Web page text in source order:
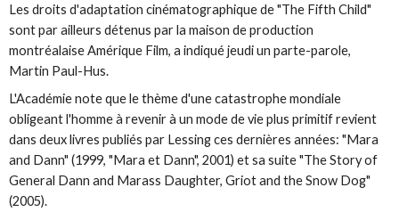
Les droits d'adaptation cinématographique de "The Fifth Child"
sont par ailleurs détenus par la maison de production
montréalaise Amérique Film, a indiqué jeudi un parte-parole,
Martin Paul-Hus.
L'Académie note que le thème d'une catastrophe mondiale
obligeant l'homme à revenir à un mode de vie plus primitif revient
dans deux livres publiés par Lessing ces dernières années: "Mara
and Dann" (1999, "Mara et Dann", 2001) et sa suite "The Story of
General Dann and Marass Daughter, Griot and the Snow Dog"
(2005).